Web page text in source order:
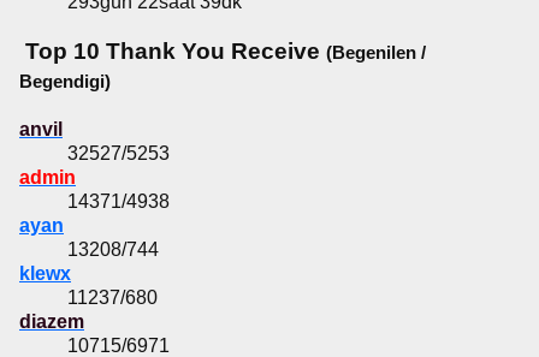
Top 10 Thank You Receive (Begenilen /
Begendigi)
anvil
32527/5253
admin
14371/4938
ayan
13208/744
klewx
11237/680
diazem
10715/6971